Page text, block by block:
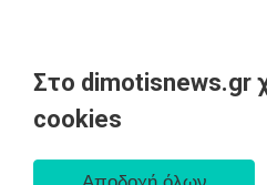
Στο dimotisnews.gr
cookies
AΡΧΙΚΗ
ΕΙΔΗΣΕΙΣ